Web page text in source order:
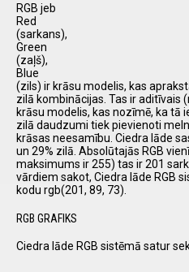
RGB jeb
Red
(sarkans),
Green
(zaļš),
Blue
(zils) ir krāsu modelis, kas
zilā kombinācijas. Tas ir aditīvais
krāsu modelis, kas nozīmē, ka tā
zilā daudzumi tiek pievienoti
krāsas neesamību. Ciedra lāde
un 29% zilā. Absolūtajās RGB
maksimums ir 255) tas ir 201
vārdiem sakot, Ciedra lāde RGB
kodu rgb(201, 89, 73).
RGB GRAFIKS
Ciedra lāde RGB sistēmā satur